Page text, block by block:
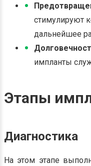
стимулируют
дальнейшее
импланты
Этапы
Диагностика
На этом этапе